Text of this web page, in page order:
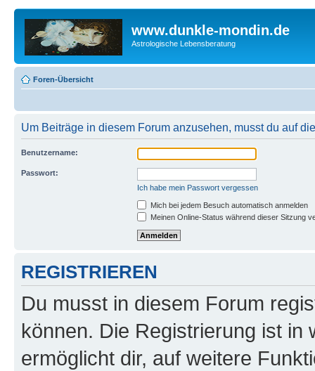
www.dunkle-mondin.de
Astrologische Lebensberatung
Foren-Übersicht
Um Beiträge in diesem Forum anzusehen, musst du auf
Benutzername:
Passwort:
Ich habe mein Passwort vergessen
Mich bei jedem Besuch automatisch anmelden
Meinen Online-Status während dieser Sitzung
REGISTRIEREN
Du musst in diesem Forum
können. Die Registrierung ist in
ermöglicht dir, auf weitere